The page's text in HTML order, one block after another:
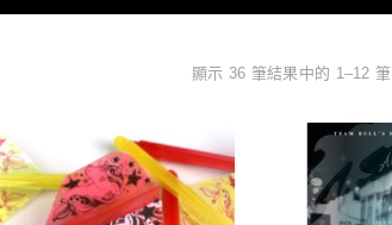
顯示 36 筆結果中的 1–12 筆